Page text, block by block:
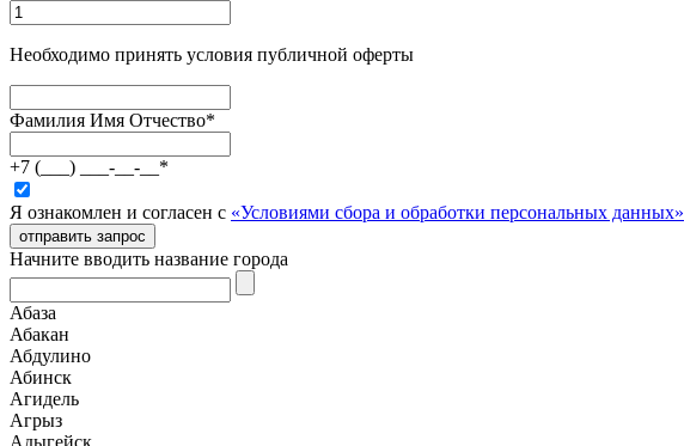
Необходимо принять условия публичной оферты
Фамилия Имя Отчество*
+7 (___) ___-__-__ *
Я ознакомлен и согласен с «Условиями сбора и обработки персональных данных»
отправить запрос
Начните вводить название города
Абаза
Абакан
Абдулино
Абинск
Агидель
Агрыз
Адыгейск